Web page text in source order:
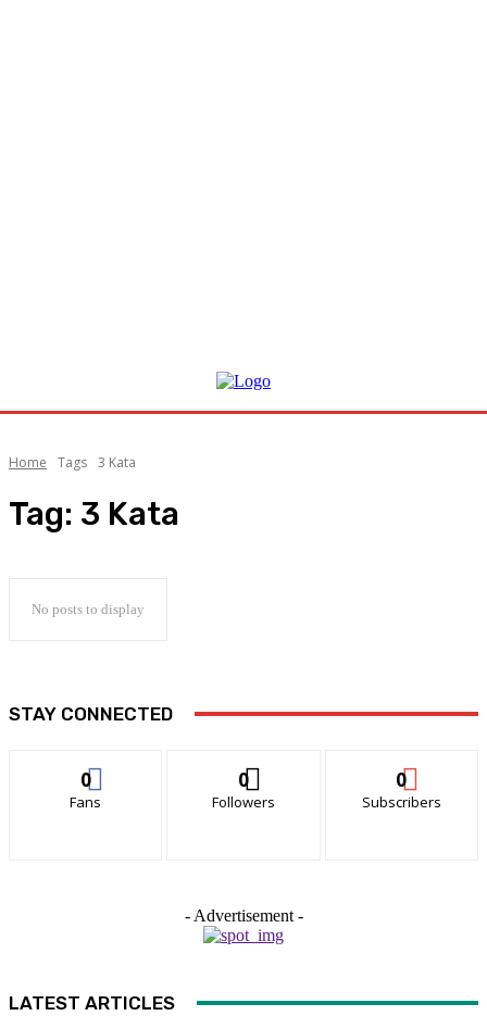
Home Tags 3 Kata
Tag: 3 Kata
No posts to display
STAY CONNECTED
0
Fans
0
Followers
0
Subscribers
- Advertisement -
LATEST ARTICLES